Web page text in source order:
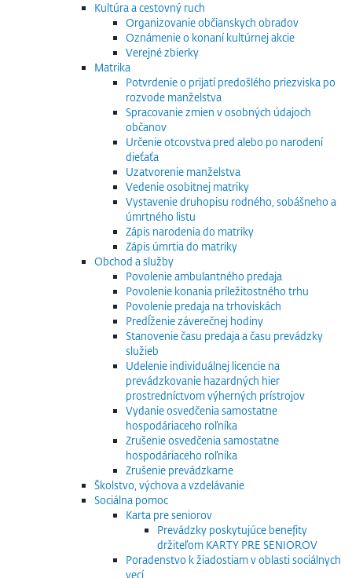
Kultúra a cestovný ruch
Organizovanie občianskych obradov
Oznámenie o konaní kultúrnej akcie
Verejné zbierky
Matrika
Potvrdenie o prijatí predošlého priezviska po
rozvode manželstva
Spracovanie zmien v osobných údajoch
občanov
Určenie otcovstva pred alebo po narodení
dieťaťa
Uzatvorenie manželstva
Vedenie osobitnej matriky
Vystavenie druhopisu rodného, sobášneho a
úmrtného listu
Zápis narodenia do matriky
Zápis úmrtia do matriky
Obchod a služby
Povolenie ambulantného predaja
Povolenie konania príležitostného trhu
Povolenie predaja na trhoviskách
Predĺženie záverečnej hodiny
Stanovenie času predaja a času prevádzky
služieb
Udelenie individuálnej licencie na
prevádzkovanie hazardných hier
prostredníctvom výherných prístrojov
Vydanie osvedčenia samostatne
hospodáriaceho roľníka
Zrušenie osvedčenia samostatne
hospodáriaceho roľníka
Zrušenie prevádzkarne
Školstvo, výchova a vzdelávanie
Sociálna pomoc
Karta pre seniorov
Prevádzky poskytujúce benefity
držiteľom KARTY PRE SENIOROV
Poradenstvo k žiadostiam v oblasti sociálnych
vecí